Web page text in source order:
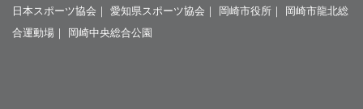
日本スポーツ協会 ｜ 愛知県スポーツ協会 ｜ 岡崎市役所 ｜ 岡崎市龍北総
合運動場 ｜ 岡崎中央総合公園